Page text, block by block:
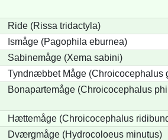
Ride (Rissa tridactyla)
Ismåge (Pagophila eburnea)
Sabinemåge (Xema sabini)
Tyndnæbbet Måge (Chroicocephalus
Bonapartemåge (Chroicocephalus
Hættemåge (Chroicocephalus
Dværgmåge (Hydrocoloeus minutus)